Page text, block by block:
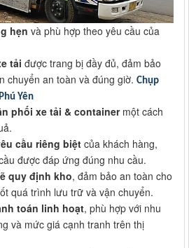
hẹn và phù hợp theo yêu cầu của
tải được trang bị đầy đủ, đảm bảo
chuyển an toàn và đúng giờ. Chụp
Yên
phối xe tải & containermột cách
cầu riêng biệt của khách hàng,
được đáp ứng đúng nhu cầu.
quy định kho, đảm bảo an toàn cho
quá trình lưu trữ và vận chuyển.
toán linh hoạt, phù hợp với nhu
và mức giá cạnh tranh trên thị